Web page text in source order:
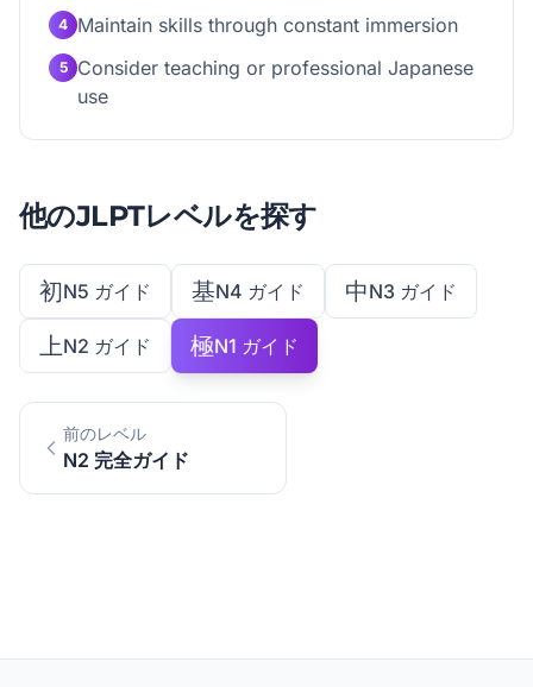
4 Maintain skills through constant immersion
5
Consider teaching or professional Japanese
use
他のJLPTレベルを探す
初N5 ガイド 基N4 ガイド 中N3 ガイド
上N2 ガイド 極N1 ガイド
前のレベル
N2 完全ガイド